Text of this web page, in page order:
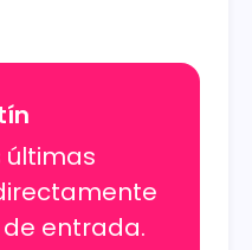
últimas
entrada.